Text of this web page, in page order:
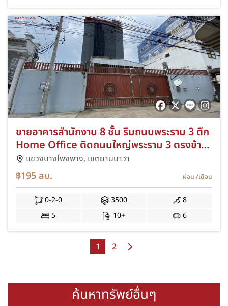
ค้นหาทรัพย์อื่นๆ
ขายอาคารสำนักงาน 8 ชั้น ริมถนนพระราม 3 ตึก
Home Office ติดถนนใหญ่พระราม 3 ตรงข้าม
ตึก SV City ใกล้ธนาคารกรุงศรีอยุธยา
แขวงบางโพงพาง, เขตยานนาวา
฿195ลบ. ผ่อน /เดือน
0-2-0 3500
8
5
10+ 6
1 2